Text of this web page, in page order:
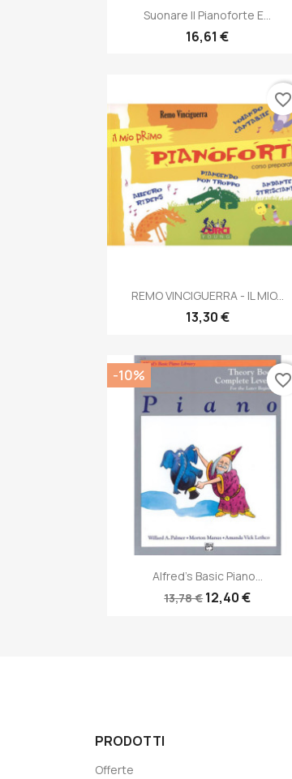
Anteprima
Suonare Il Pianoforte E...
16,61 €
Anteprima
REMO VINCIGUERRA - IL MIO...
13,30 €
favorite_border
Anteprima
Alfred's Basic Piano...
13,78 €12,40 €
-10% favorite_border
PRODOTTI
Offerte